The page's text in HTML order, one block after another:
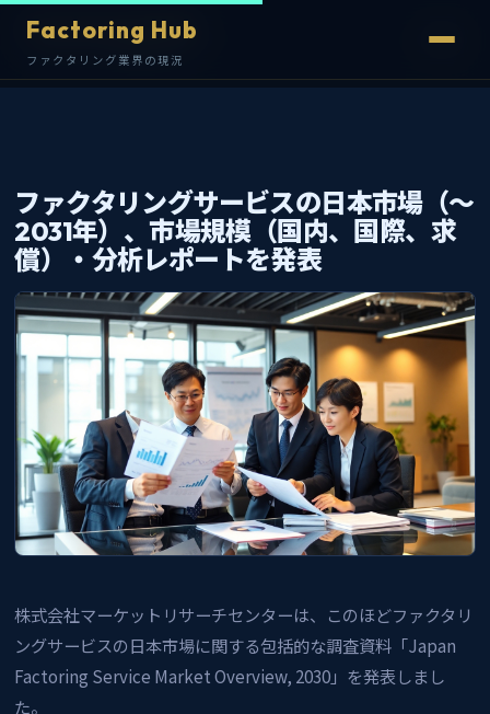
Factoring Hub
ファクタリング業界の現況
Factoring Hub
ファクタリング業界の現況
ファクタリングサービスの日本市場（～
2031年）、市場規模（国内、国際、求
償）・分析レポートを発表
株式会社マーケットリサーチセンターは、このほどファクタリ
ングサービスの日本市場に関する包括的な調査資料「Japan
Factoring Service Market Overview, 2030」を発表しまし
た。